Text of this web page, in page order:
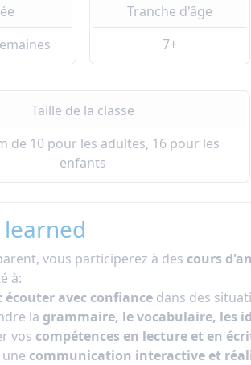
Tranche d'âge
7+
Taille de la classe
de 10 pour les adultes, 16 pour les
enfants
vous participerez à des cours
à:
écouter avec confiancedans des
la grammaire, le vocabulaire, les
vos compétences en lecture et en
communication interactive et